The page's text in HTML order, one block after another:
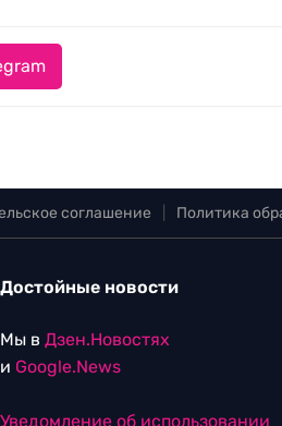
соглашение Политика
Достойные новости
Мы в Дзен.Новостях
и Google.News
Уведомление об использовании